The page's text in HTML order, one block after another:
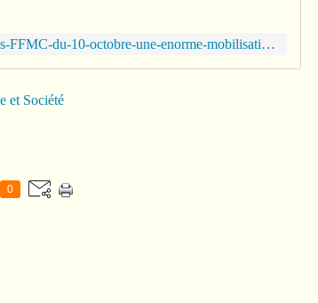
http://www.motomag.com/Manifestations-FFMC-du-10-octobre-une-enorme-mobilisation-a-travers-la-France.html
et Société
0